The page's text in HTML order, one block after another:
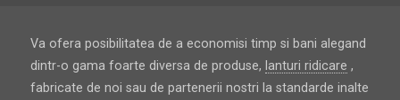
Va ofera posibilitatea de a economisi timp si bani alegand
dintr-o gama foarte diversa de produse, lanturi ridicare ,
fabricate de noi sau de partenerii nostri la standarde inalte